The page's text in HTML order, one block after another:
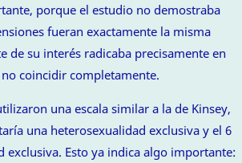
porque el estudio no demostraba
fueran exactamente la misma
de su interés radicaba precisamente en
coincidir completamente.
una escala similar a la de Kinsey,
una heterosexualidad exclusiva y el 6
exclusiva. Esto ya indica algo importante: